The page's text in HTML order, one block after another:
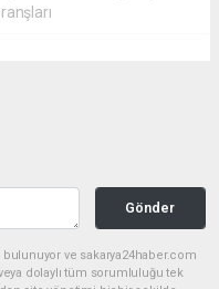
Gönder
bulunuyor ve sakarya24haber.com
dolaylı tüm sorumluluğu tek